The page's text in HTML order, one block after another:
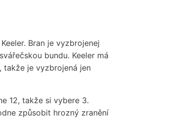
Bran je vyzbrojenej
bundu. Keeler má
takže je vyzbrojená jen
12, takže si vybere 3.
způsobit hrozný zranění